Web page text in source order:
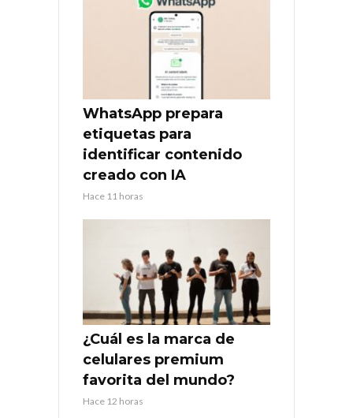
WhatsApp prepara
etiquetas para
identificar contenido
creado con IA
Hace 11 horas
¿Cuál es la marca de
celulares premium
favorita del mundo?
Hace 12 horas